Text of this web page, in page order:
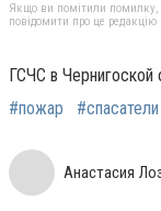
Якщо ви помітили помилку,
повідомити про це редакцію
ГСЧС в Чернигоской
#пожар
#спасатели
Анастасия